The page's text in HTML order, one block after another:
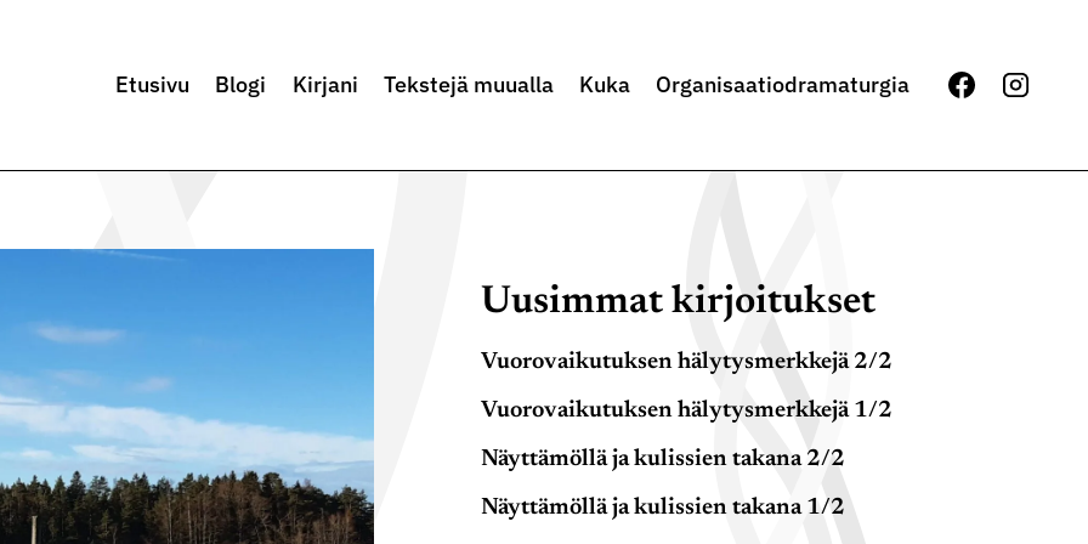
Etusivu
Blogi Kirjani Tekstejä muualla Kuka Organisaatiodramaturgia
Uusimmat kirjoitukset
Vuorovaikutuksen hälytysmerkkejä 2/2
Vuorovaikutuksen hälytysmerkkejä 1/2
Näyttämöllä ja kulissien takana 2/2
Näyttämöllä ja kulissien takana 1/2